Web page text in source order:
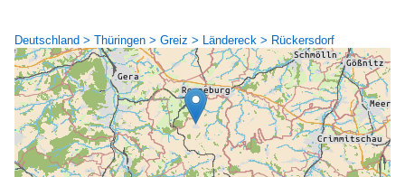
Deutschland > Thüringen > Greiz > Ländereck > Rückersdorf